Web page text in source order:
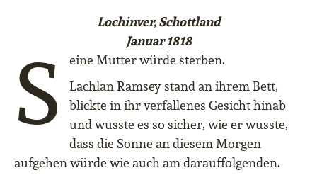
Lochinver, Schottland
Januar 1818
S
eine Mutter würde sterben.
Lachlan Ramsey stand an ihrem Bett,
blickte in ihr verfallenes Gesicht hinab
und wusste es so sicher, wie er wusste,
dass die Sonne an diesem Morgen
aufgehen würde wie auch am darauffolgenden.